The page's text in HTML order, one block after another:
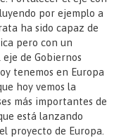
por ejemplo a
ha sido capaz de
pero con un
de Gobiernos
tenemos en Europa
hoy vemos la
más importantes de
está lanzando
proyecto de Europa.